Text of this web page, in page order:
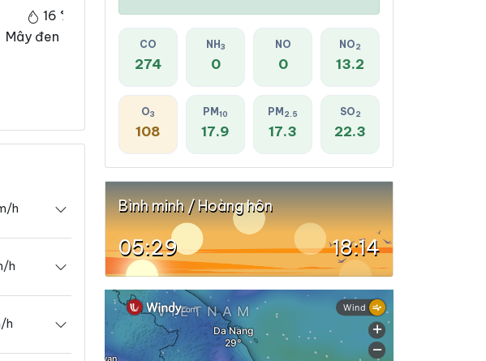
16 %
Mây đen u ám
10 %
Mây đen u ám
9 %
Mây đen u ám
h
h
h
CO
274
NH 3
0
NO
0
NO2
13.2
O3
108
PM 10
17.9
PM 2.5
17.3
SO2
22.3
Bình minh / Hoàng hôn
05:29 18:14